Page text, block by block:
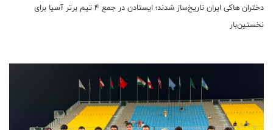
دختران هاکی ایران تاریخ‌ساز شدند؛ ایستادن در جمع ۴ تیم برتر آسیا برای
نخستین‌بار